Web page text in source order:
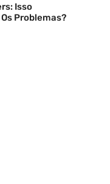
Isso
Problemas?